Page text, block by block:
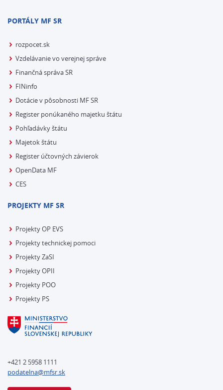
PORTÁLY MF SR
rozpocet.sk
Vzdelávanie vo verejnej správe
Finančná správa SR
FINinfo
Dotácie v pôsobnosti MF SR
Register ponúkaného majetku štátu
Pohľadávky štátu
Majetok štátu
Register účtovných závierok
OpenData MF
CES
PROJEKTY MF SR
Projekty OP EVS
Projekty technickej pomoci
Projekty ZaSI
Projekty OPII
Projekty POO
Projekty PS
+421 2 5958 1111
podatelna@mfsr.sk